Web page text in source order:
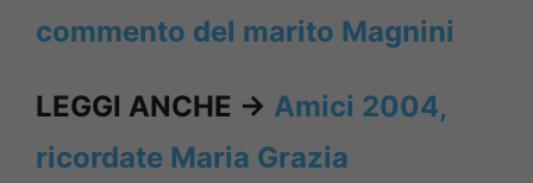
commento del marito Magnini
LEGGI ANCHE -> Amici 2004,
ricordate Maria Grazia